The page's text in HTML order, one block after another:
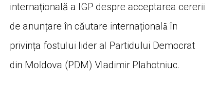
internațională a IGP despre acceptarea cererii
de anunțare în căutare internaționalǎ în
privința fostului lider al Partidului Democrat
din Moldova (PDM) Vladimir Plahotniuc.